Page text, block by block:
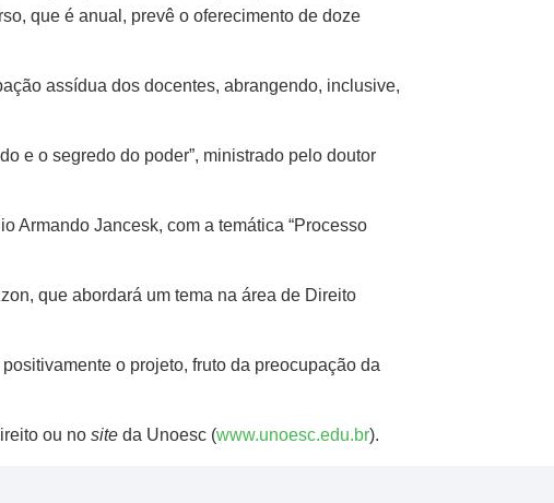
que é anual, prevê o oferecimento de doze
assídua dos docentes, abrangendo, inclusive,
e o segredo do poder”, ministrado pelo doutor
Armando Jancesk, com a temática “Processo
que abordará um tema na área de Direito
o projeto, fruto da preocupação da
ou no site da Unoesc (www.unoesc.edu.br).